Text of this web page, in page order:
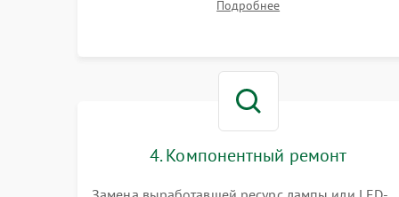
Подробнее
4. Компонентный ремонт